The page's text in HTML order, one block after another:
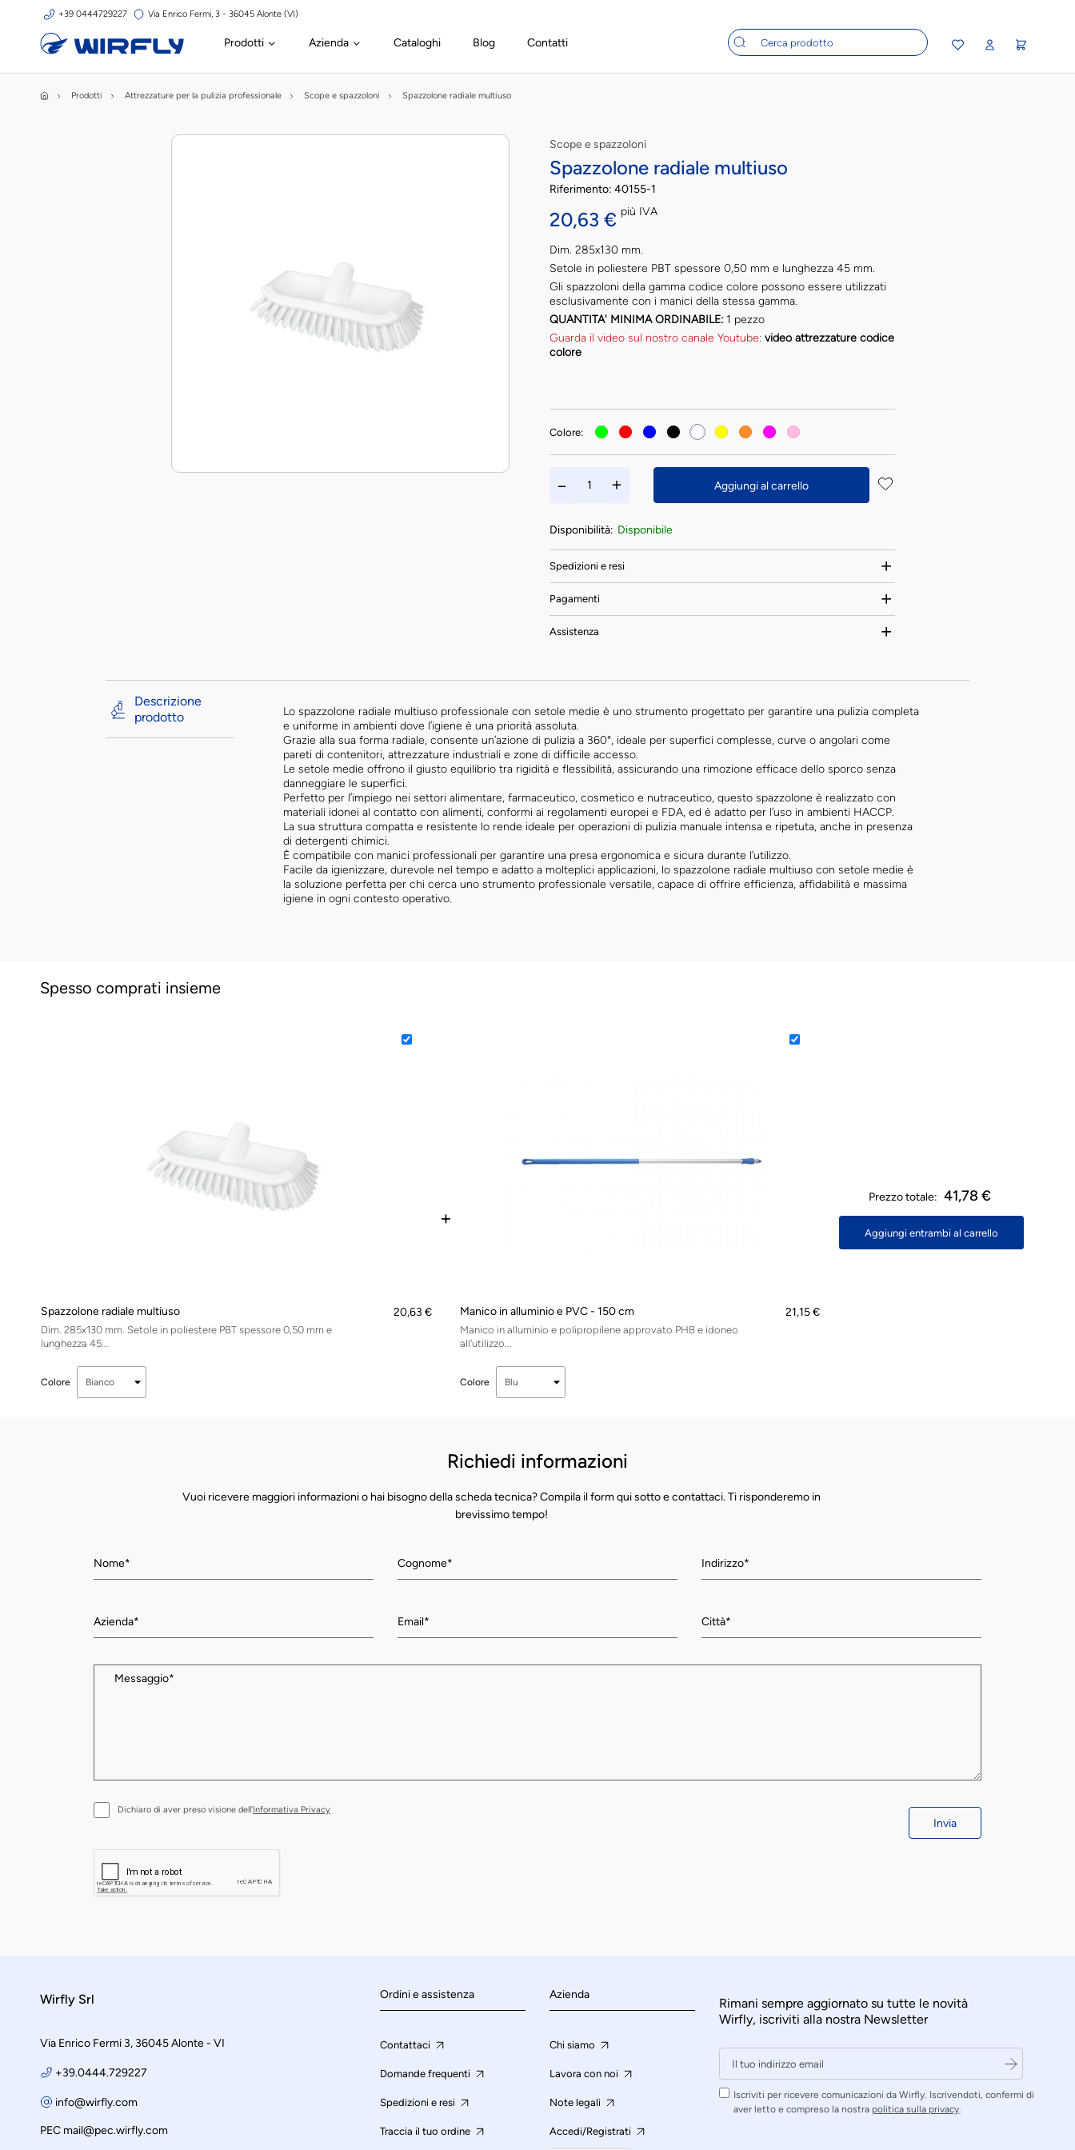
+39 0444729227 Via Enrico Fermi, 3 - 36045 Alonte (VI)
Prodotti Azienda Cataloghi Blog Contatti
Prodotti Attrezzature per la pulizia professionale Scope e spazzoloni Spazzolone radiale multiuso
Scope e spazzoloni
Spazzolone radiale multiuso
Riferimento: 40155-1
20,63 € più IVA
Dim. 285x130 mm.
Setole in poliestere PBT spessore 0,50 mm e lunghezza 45 mm.
Gli spazzoloni della gamma codice colore possono essere utilizzati
esclusivamente con i manici della stessa gamma.
QUANTITA' MINIMA ORDINABILE:1 pezzo
Guarda il video sul nostro canale Youtube: video attrezzature codice
colore
Colore:
Aggiungi al carrello
Disponibilità: Disponibile
Spedizioni e resi
Pagamenti
Assistenza
Descrizione
prodotto
Lo spazzolone radiale multiuso professionale con setole medie è uno strumento progettato per garantire una pulizia completa
e uniforme in ambienti dove l’igiene è una priorità assoluta.
Grazie alla sua forma radiale, consente un’azione di pulizia a 360°, ideale per superfici complesse, curve o angolari come
pareti di contenitori, attrezzature industriali e zone di difficile accesso.
Le setole medie offrono il giusto equilibrio tra rigidità e flessibilità, assicurando una rimozione efficace dello sporco senza
danneggiare le superfici.
Perfetto per l’impiego nei settori alimentare, farmaceutico, cosmetico e nutraceutico, questo spazzolone è realizzato con
materiali idonei al contatto con alimenti, conformi ai regolamenti europei e FDA, ed è adatto per l’uso in ambienti HACCP.
La sua struttura compatta e resistente lo rende ideale per operazioni di pulizia manuale intensa e ripetuta, anche in presenza
di detergenti chimici.
È compatibile con manici professionali per garantire una presa ergonomica e sicura durante l’utilizzo.
Facile da igienizzare, durevole nel tempo e adatto a molteplici applicazioni, lo spazzolone radiale multiuso con setole medie è
la soluzione perfetta per chi cerca uno strumento professionale versatile, capace di offrire efficienza, affidabilità e massima
igiene in ogni contesto operativo.
Spesso comprati insieme
Spazzolone radiale multiuso
Dim. 285x130 mm. Setole in poliestere PBT spessore 0,50 mm e
lunghezza 45...
20,63 €
Colore
+
Manico in alluminio e PVC - 150 cm
Manico in alluminio e polipropilene approvato PHB e idoneo
all'utilizzo...
21,15 €
Colore
Prezzo totale: 41,78 €
Aggiungi entrambi al carrello
Richiedi informazioni
Vuoi ricevere maggiori informazioni o hai bisogno della scheda tecnica? Compila il form qui sotto e contattaci. Ti risponderemo in
brevissimo tempo!
Dichiaro di aver preso visione dell’Informativa Privacy
Invia
Wirfly Srl
Via Enrico Fermi 3, 36045 Alonte - VI
+39.0444.729227
info@wirfly.com
PEC mail@pec.wirfly.com
Ordini e assistenza
Contattaci
Domande frequenti
Spedizioni e resi
Traccia il tuo ordine
Azienda
Chi siamo
Lavora con noi
Note legali
Accedi/Registrati
Rimani sempre aggiornato su tutte le novità
Wirfly, iscriviti alla nostra Newsletter
Iscriviti per ricevere comunicazioni da Wirfly. Iscrivendoti, confermi di
aver letto e compreso la nostra politica sulla privacy.